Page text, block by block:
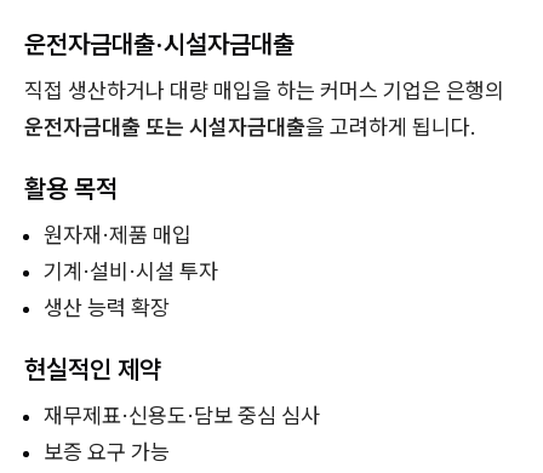
운전자금대출·시설자금대출
직접 생산하거나 대량 매입을 하는 커머스 기업은 은행의
운전자금대출 또는 시설자금대출을 고려하게 됩니다.
활용 목적
원자재·제품 매입
기계·설비·시설 투자
생산 능력 확장
현실적인 제약
재무제표·신용도·담보 중심 심사
보증 요구 가능